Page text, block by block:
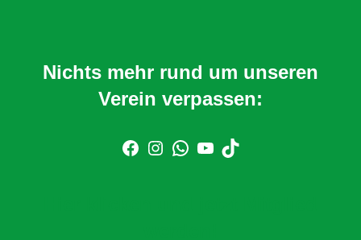
Nichts mehr rund um unseren
Verein verpassen: